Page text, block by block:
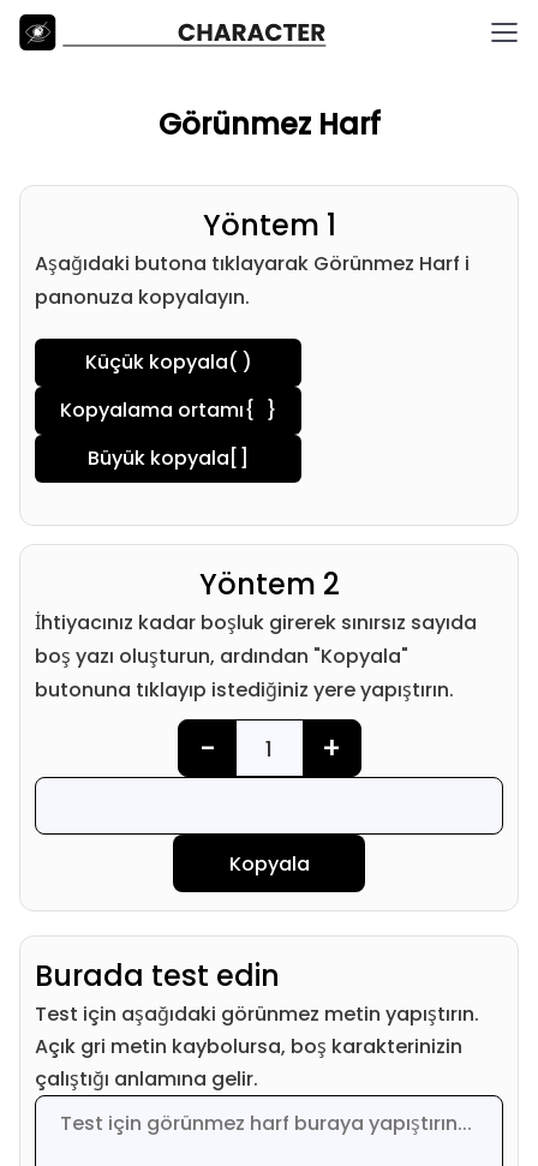
Görünmez Harf
Yöntem 1
Aşağıdaki butona tıklayarak Görünmez Harf i
panonuza kopyalayın.
Küçük kopyala( )
Kopyalama ortamı{ }
Büyük kopyala [ㅤ]
Yöntem 2
İhtiyacınız kadar boşluk girerek sınırsız sayıda
boş yazı oluşturun, ardından "Kopyala"
butonuna tıklayıp istediğiniz yere yapıştırın.
Kopyala
- +
Burada test edin
Test için aşağıdaki görünmez metin yapıştırın.
Açık gri metin kaybolursa, boş karakterinizin
çalıştığı anlamına gelir.